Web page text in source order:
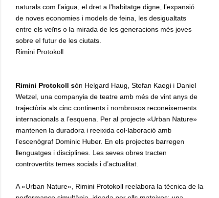
naturals com l’aigua, el dret a l’habitatge digne, l’expansió
de noves economies i models de feina, les desigualtats
entre els veïns o la mirada de les generacions més joves
sobre el futur de les ciutats.
Rimini Protokoll
Rimini Protokoll són Helgard Haug, Stefan Kaegi i Daniel
Wetzel, una companyia de teatre amb més de vint anys de
trajectòria als cinc continents i nombrosos reconeixements
internacionals a l’esquena. Per al projecte «Urban Nature»
mantenen la duradora i reeixida col·laboració amb
l’escenògraf Dominic Huber. En els projectes barregen
llenguatges i disciplines. Les seves obres tracten
controvertits temes socials i d’actualitat.
A «Urban Nature», Rimini Protokoll reelabora la tècnica de la